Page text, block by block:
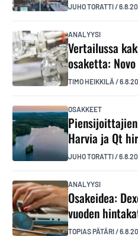
JUHO TORATTI/
ANALYYSI
Vertailussa
osaketta:
TIMO HEIKKILÄ /
OSAKKEET
Harvia ja Qt
JUHO TORATTI/
ANALYYSI
Osakeidea:
vuoden
TOPIAS PÄTÄRI/